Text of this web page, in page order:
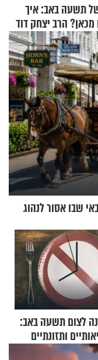
תשעה באב: איך
הרב יצחק דוד
מיוחדת
שבו אסור לנהוג
לצום תשעה באב:
ותזונתיים
הגוף